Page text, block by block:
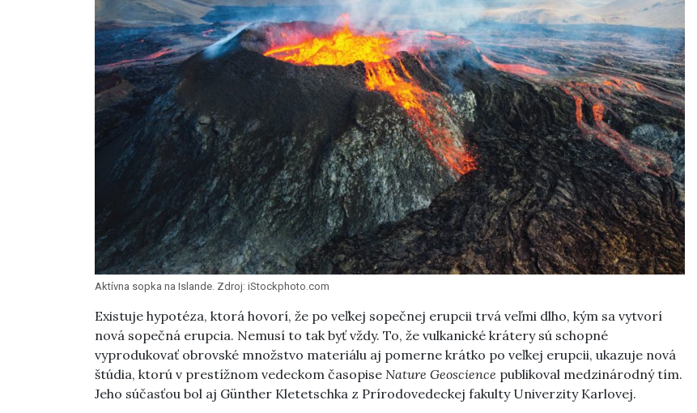
Aktívna sopka na Islande. Zdroj: iStockphoto.com
Existuje hypotéza, ktorá hovorí, že po veľkej sopečnej erupcii trvá veľmi dlho, kým sa vytvorí
nová sopečná erupcia. Nemusí to tak byť vždy. To, že vulkanické krátery sú schopné
vyprodukovať obrovské množstvo materiálu aj pomerne krátko po veľkej erupcii, ukazuje nová
štúdia, ktorú v prestížnom vedeckom časopise Nature Geoscience publikoval medzinárodný tím.
Jeho súčasťou bol aj Günther Kletetschka z Prírodovedeckej fakulty Univerzity Karlovej.